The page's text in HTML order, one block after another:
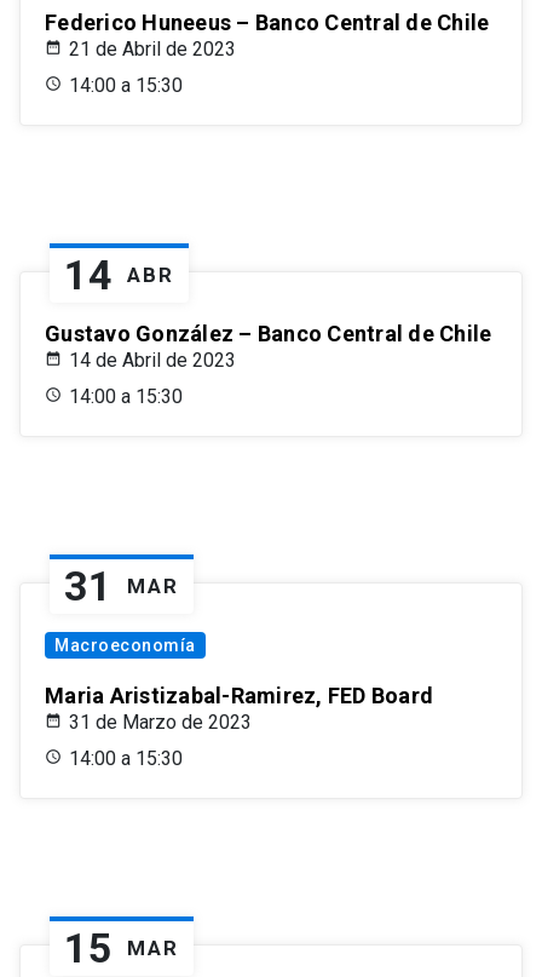
Federico Huneeus – Banco Central de Chile
21 de Abril de 2023
14:00 a 15:30
14 ABR
Gustavo González – Banco Central de Chile
14 de Abril de 2023
14:00 a 15:30
31 MAR
Macroeconomía
Maria Aristizabal-Ramirez, FED Board
31 de Marzo de 2023
14:00 a 15:30
15 MAR